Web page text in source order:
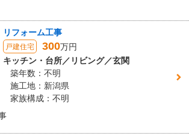
リフォーム工事
戸建住宅 300万円
キッチン・台所／リビング／玄関
築年数：不明
施工地：新潟県
家族構成：不明